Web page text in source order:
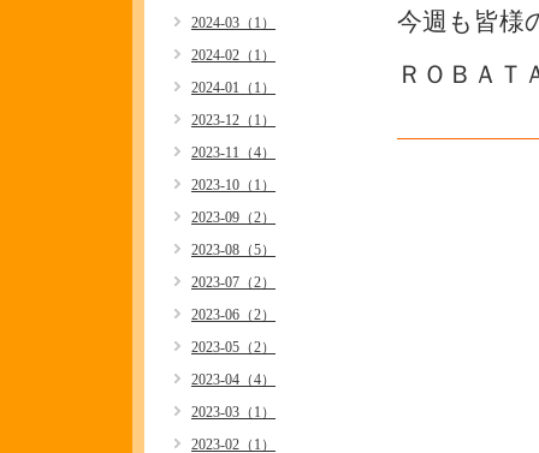
今週も皆様
ＲＯＢＡ
2024-03（1）
2024-02（1）
2024-01（1）
2023-12（1）
2023-11（4）
2023-10（1）
2023-09（2）
2023-08（5）
2023-07（2）
2023-06（2）
2023-05（2）
2023-04（4）
2023-03（1）
2023-02（1）